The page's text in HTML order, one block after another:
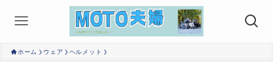
ホーム ウェア ヘルメット